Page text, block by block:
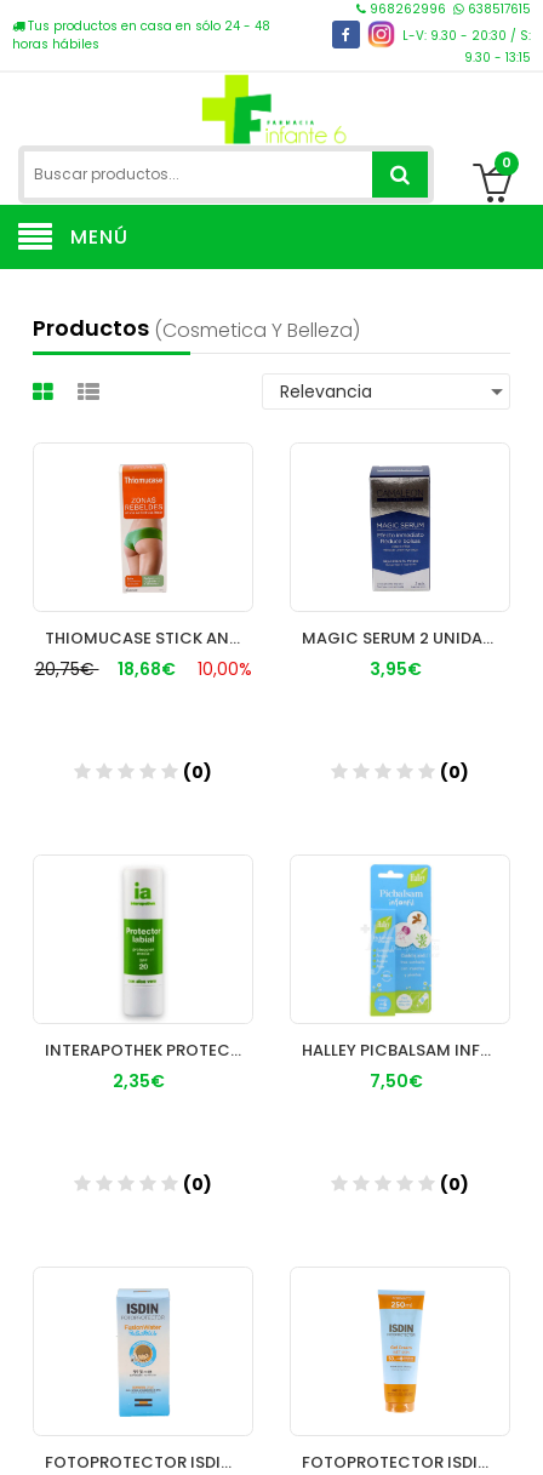
Tus productos en casa en sólo 24 - 48
horas hábiles
968262996
638517615
L-V: 9.30 - 20:30 / S:
9.30 - 13:15
0
MENÚ
Productos (cosmetica Y Belleza)
THIOMUCASE STICK ANTICELULITICO 75 ML.
20,75€ 18,68€ 10,00%
(0)
Añadir
MAGIC SERUM 2 UNIDADES 2ML CAMALEON
3,95€
(0)
Añadir
INTERAPOTHEK PROTECTOR LABIAL ALOE SPF20
2,35€
(0)
HALLEY PICBALSAM INFANTIL 1 ROLL ON 12 ml
7,50€
(0)
FOTOPROTECTOR ISDIN PED FUS WATER 50+ 50 FOTOPROTECTOR ISDIN 50+ GEL CREMA 200ML